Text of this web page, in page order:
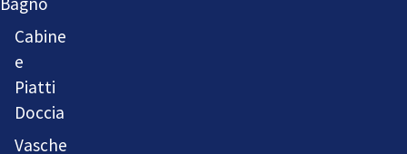
Cabine
e
Piatti
Doccia
Vasche